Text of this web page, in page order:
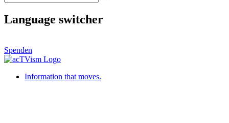
Language switcher
Spenden
Information that moves.